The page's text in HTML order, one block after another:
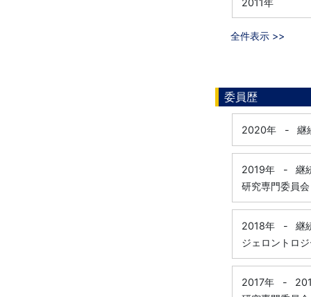
2011年
全件表示 >>
委員歴
2020年 - 継
2019年 -
継
研究専門委員
2018年 -
継
ジェロントロ
2017年 -